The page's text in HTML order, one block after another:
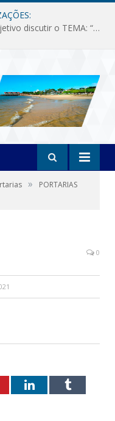
Audiência Pública que tem como objetivo discutir o TEMA: “Fornecimento de Energia Elétrica em Debate: Tarifas, Qualidade e Atendimento dos Serviços”
»
PORTARIAS
0
LinkedInTumblr